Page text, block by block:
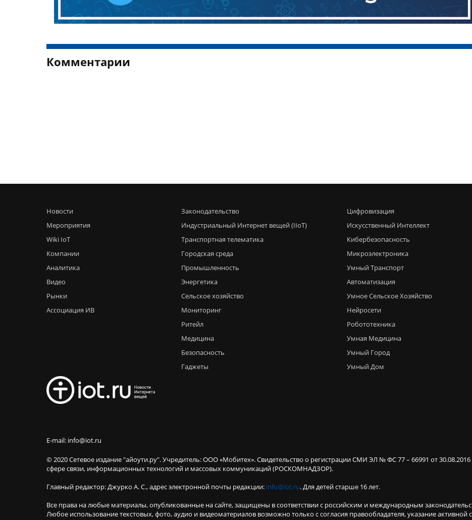
Комментарии
Новости
Мероприятия
Wiki IoT
Компании
Аналитика
Видео
Рынки
Ассоциация ИВ
Законодательство
Индустриальный Интернет вещей (IIoT)
Транспортная телематика
Городская среда
Промышленность
Энергетика
Сельское хозяйство
Мониторинг
Ритейл
Медицина
Безопасность
Гаджеты
Цифровизация
Искусственный Интеллект
Кибербезопасность
Микроэлектроника
Умный Транспорт
Автоматизация
Умное Сельское Хозяйство
Нейросети
Робототехника
Умная Медицина
Умный Город
Умный Дом
E-mail: info@iot.ru
© 2020 Сетевое издание "айоути.ру". Учредитель: ООО «Мобитех». Свидетельство о регистрации СМИ ЭЛ № ФС 77 – 66991 от
сфере связи, информационных технологий и массовых коммуникаций (РОСКОМНАДЗОР).
Главный редактор: Джурко А. С., адрес электронной почты редакции: info@iot.ru. Для детей старше 16 лет.
Все права на любые материалы, опубликованные на сайте, защищены в соответствии с российским и международным
Любое использование текстовых, фото, аудио и видеоматериалов возможно только с согласия правообладателя, указание